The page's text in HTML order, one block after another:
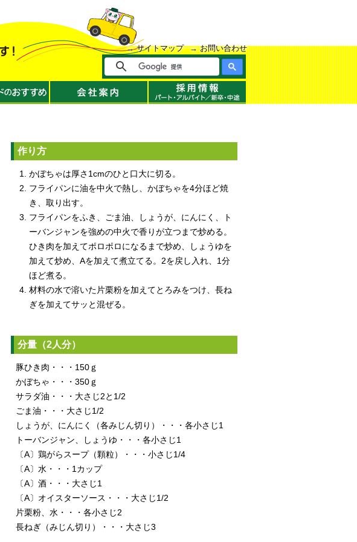
サイトマップ お問い合わせ
作り方
かぼちゃは厚さ1cmのひと口大に切る。
フライパンに油を中火で熱し、かぼちゃを4分ほど焼
き、取り出す。
フライパンをふき、ごま油、しょうが、にんにく、ト
ーバンジャンを強めの中火で香りが立つまで炒める。
ひき肉を加えてポロポロになるまで炒め、しょうゆを
加えて炒め、Aを加えて煮立てる。2を戻し入れ、1分
ほど煮る。
材料の水で溶いた片栗粉を加えてとろみをつけ、長ね
ぎを加えてサッと混ぜる。
分量（2人分）
豚ひき肉・・・150ｇ
かぼちゃ・・・350ｇ
サラダ油・・・大さじ2と1/2
ごま油・・・大さじ1/2
しょうが、にんにく（各みじん切り）・・・各小さじ1
トーバンジャン、しょうゆ・・・各小さじ1
〔A〕鶏がらスープ（顆粒）・・・小さじ1/4
〔A〕水・・・1カップ
〔A〕酒・・・大さじ1
〔A〕オイスターソース・・・大さじ1/2
片栗粉、水・・・各小さじ2
長ねぎ（みじん切り）・・・大さじ3